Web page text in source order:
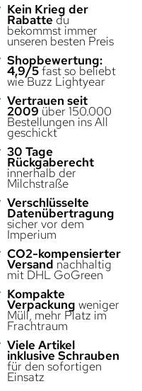
Kein Krieg der
Rabattedu
bekommst immer
unseren besten Preis
Shopbewertung:
4,9/5fast so beliebt
wie Buzz Lightyear
Vertrauen seit
2009über 150.000
Bestellungen ins All
geschickt
30 Tage
Rückgaberecht
innerhalb der
Milchstraße
Verschlüsselte
Datenübertragung
sicher vor dem
Imperium
CO2-kompensierter
Versand nachhaltig
mit DHL GoGreen
Kompakte
Verpackung weniger
Müll, mehr Platz im
Frachtraum
Viele Artikel
inklusive Schrauben
für den sofortigen
Einsatz